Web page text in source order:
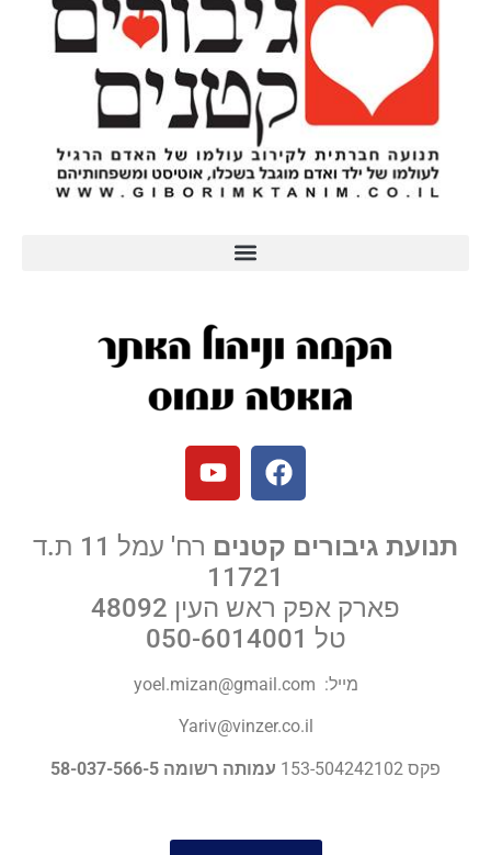
תנועת גיבורים קטנים
רח' עמל 11 ת.ד
11721
פארק אפק ראש העין 48092
טל 050-6014001
מייל:
Yariv@vinzer.co.il
פקס 153-504242102 עמותה רשומה 58-037-566-5